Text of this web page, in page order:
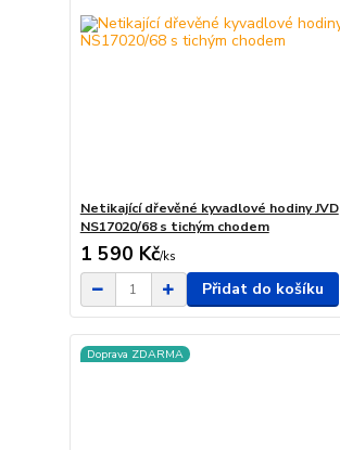
Netikající dřevěné kyvadlové hodiny JVD
NS17020/68 s tichým chodem
1 590 Kč/ks
Přidat do košíku
Doprava ZDARMA